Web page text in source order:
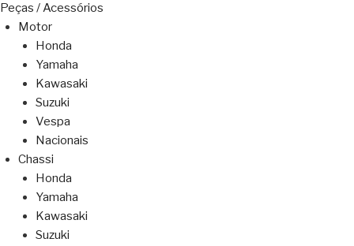
Peças / Acessórios
Motor
Honda
Yamaha
Kawasaki
Suzuki
Vespa
Nacionais
Chassi
Honda
Yamaha
Kawasaki
Suzuki